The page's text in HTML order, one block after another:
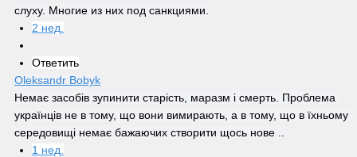
слуху. Многие из них под санкциями.
2 нед.
Ответить
Oleksandr Bobyk
Немає засобів зупинити старість, маразм і смерть. Проблема
українців не в тому, що вони вимирають, а в тому, що в їхньому
середовищі немає бажаючих створити щось нове ..
1 нед.